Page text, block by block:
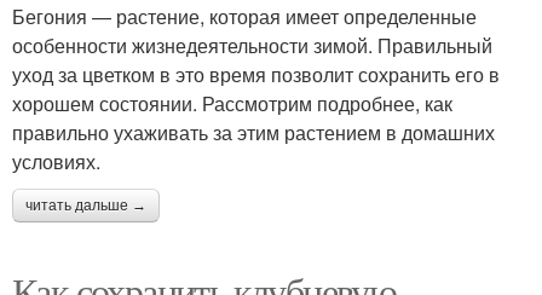
Бегония — растение, которая имеет определенные
особенности жизнедеятельности зимой. Правильный
уход за цветком в это время позволит сохранить его в
хорошем состоянии. Рассмотрим подробнее, как
правильно ухаживать за этим растением в домашних
условиях.
читать дальше →